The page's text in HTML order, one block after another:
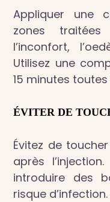
Appliquer une
zones
l’inconfort,
Utilisez une
15 minutes
ÉVITER DE
Évitez de
après
introduire des
risque d’infection.